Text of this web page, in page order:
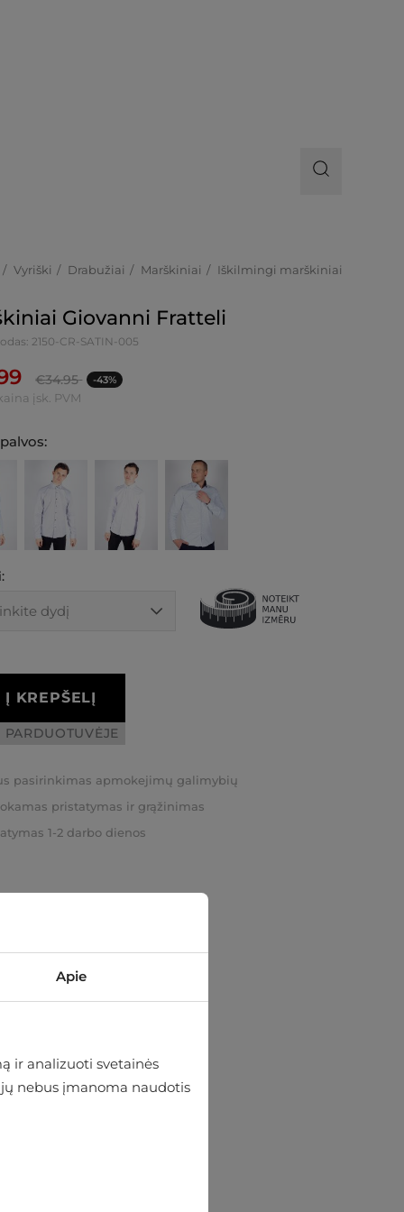
Vyriški Drabužiai Marškiniai Iškilmingi marškiniai
Giovanni Fratteli
2150-CR-SATIN-005
€34.95 -43%
įsk. PVM
Į KREPŠELĮ
PARDUOTUVĖJE
pasirinkimas apmokejimų galimybių
pristatymas ir grąžinimas
1-2 darbo dienos
Apie
ir analizuoti svetainės
nebus įmanoma naudotis